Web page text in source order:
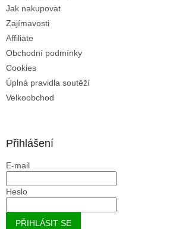
Jak nakupovat
Zajímavosti
Affiliate
Obchodní podmínky
Cookies
Úplná pravidla soutěží
Velkoobchod
Přihlášení
E-mail
Heslo
PŘIHLÁSIT SE